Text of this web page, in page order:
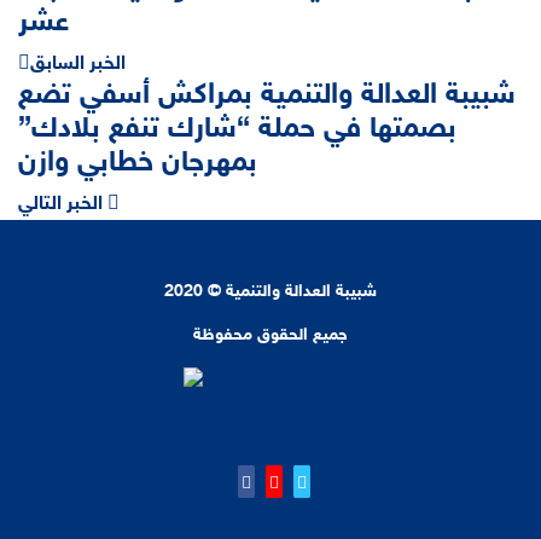
عشر
الخبر السابق
شبيبة العدالة والتنمية بمراكش أسفي تضع
بصمتها في حملة “شارك تنفع بلادك”
بمهرجان خطابي وازن
شبيبة العدالة والتنمية © 2020
جميع الحقوق محفوظة